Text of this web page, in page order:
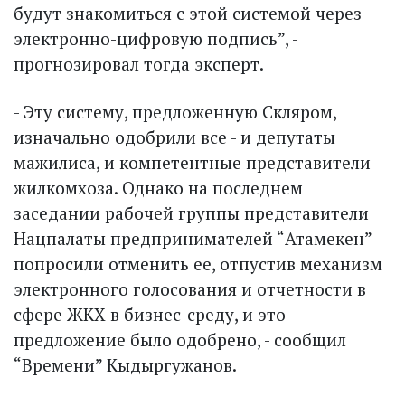
будут знакомиться с этой системой через
электронно-цифровую подпись”, -
прогнозировал тогда эксперт.
- Эту систему, предложенную Скляром,
изначально одобрили все - и депутаты
мажилиса, и компетентные представители
жилкомхоза. Однако на последнем
заседании рабочей группы представители
Нацпалаты предпринимателей “Атамекен”
попросили отменить ее, отпустив механизм
электронного голосования и отчетности в
сфере ЖКХ в бизнес-среду, и это
предложение было одобрено, - сообщил
“Времени” Кыдыргужанов.